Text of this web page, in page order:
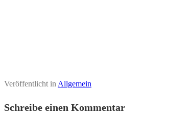
Veröffentlicht in Allgemein
Schreibe einen Kommentar